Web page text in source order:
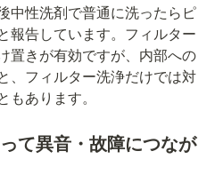
中性洗剤で普通に洗ったらピ
報告しています。フィルター
置きが有効ですが、内部への
、フィルター洗浄だけでは対
あります。
て異音・故障につなが